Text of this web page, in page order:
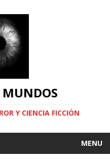
MUNDOS
Y CIENCIA FICCIÓN
MENU